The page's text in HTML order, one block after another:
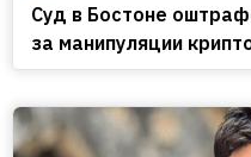
Cуд в Бостоне
за манипуляции